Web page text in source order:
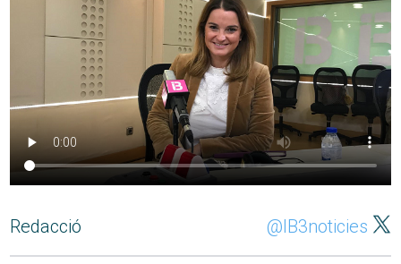
Redacció @IB3noticies